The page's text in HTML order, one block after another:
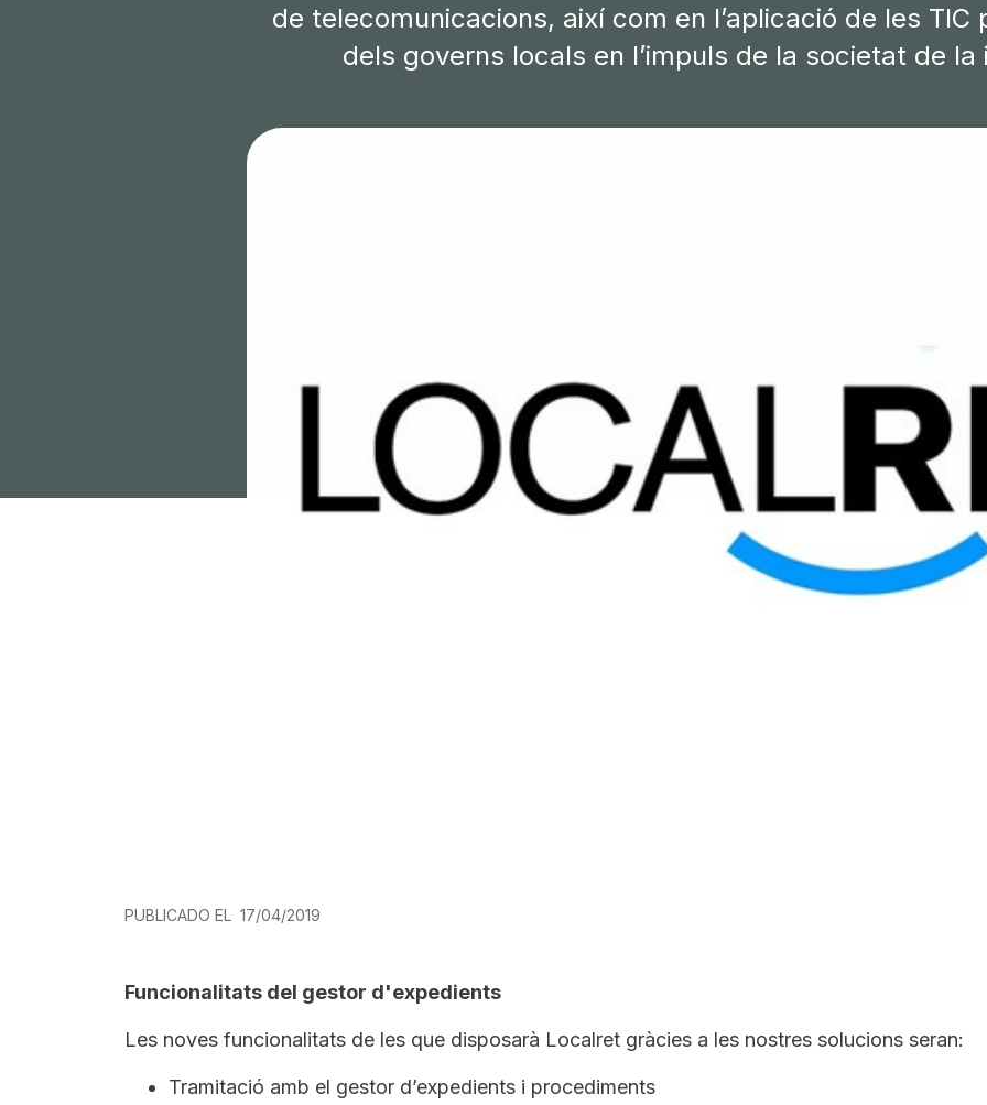
de telecomunicacions, així com en l’aplicació de les TIC
dels governs locals en l’impuls de la societat de la
PUBLICADO EL 17/04/2019
Funcionalitats del gestor d'expedients
Les noves funcionalitats de les que disposarà Localret gràcies a les nostres solucions seran:
Tramitació amb el gestor d’expedients i procediments